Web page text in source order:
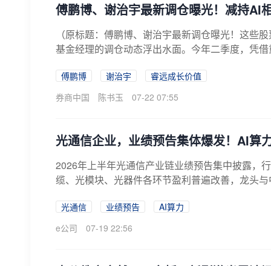
傅鹏博、谢治宇最新调仓曝光！减持AI
（原标题：傅鹏博、谢治宇最新调仓曝光！这些
基金经理的调仓动态浮出水面。今年二季度，凭
傅鹏博 谢治宇
睿远成长价值
券商中国
陈书玉 07-22 07:55
光通信企业，业绩预告集体爆发！AI算
2026年上半年光通信产业链业绩预告集中披露，
缆、光模块、光器件各环节盈利普遍改善，龙头
光通信 业绩预告
AI算力
e公司
07-19 22:56